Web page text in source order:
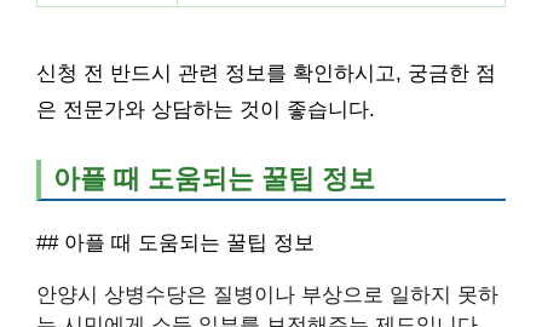
신청 전 반드시 관련 정보를 확인하시고, 궁금한 점
은 전문가와 상담하는 것이 좋습니다.
아플 때 도움되는 꿀팁 정보
## 아플 때 도움되는 꿀팁 정보
안양시 상병수당은 질병이나 부상으로 일하지 못하